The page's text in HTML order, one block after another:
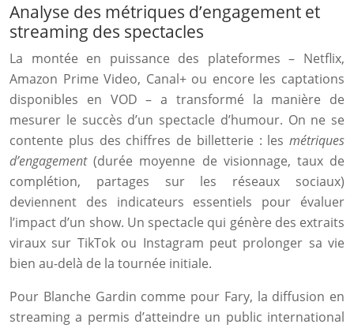
Analyse des métriques d’engagement et
streaming des spectacles
La montée en puissance des plateformes – Netflix,
Amazon Prime Video, Canal+ ou encore les captations
disponibles en VOD – a transformé la manière de
mesurer le succès d’un spectacle d’humour. On ne se
contente plus des chiffres de billetterie : les métriques
d’engagement(durée moyenne de visionnage, taux de
complétion, partages sur les réseaux sociaux)
deviennent des indicateurs essentiels pour évaluer
l’impact d’un show. Un spectacle qui génère des extraits
viraux sur TikTok ou Instagram peut prolonger sa vie
bien au-delà de la tournée initiale.
Pour Blanche Gardin comme pour Fary, la diffusion en
streaming a permis d’atteindre un public international